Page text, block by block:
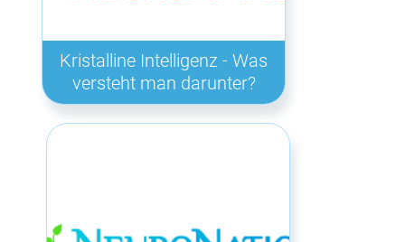
Kristalline Intelligenz - Was
versteht man darunter?